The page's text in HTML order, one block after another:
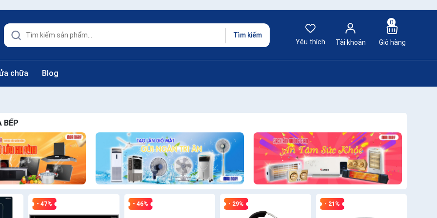
Tìm kiếm
Yêu thích
Tài khoản
0
Giỏ hàng
chữa Blog
BẾP
- 47% - 46% - 29% - 21%